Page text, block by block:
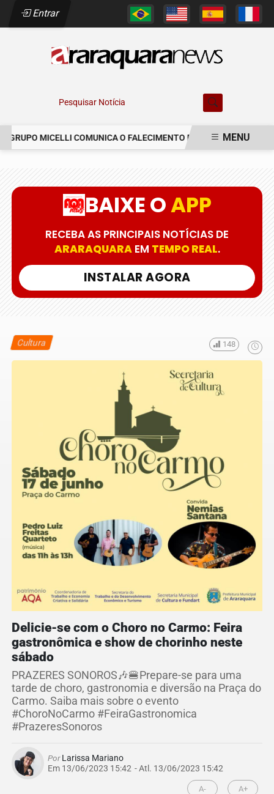
Entrar
Pesquisar Notícia
MICELLI COMUNICA O FALECIMENTO DO SR. MARCELO
MENU
BAIXE OAPP
RECEBA AS PRINCIPAIS NOTÍCIAS DE
ARARAQUARAEM TEMPO REAL.
INSTALAR AGORA
Cultura 148
Delicie-se com o Choro no Carmo: Feira
gastronômica e show de chorinho neste
sábado
PRAZERES SONOROS🎶🍔Prepare-se para uma
tarde de choro, gastronomia e diversão na Praça do
Carmo. Saiba mais sobre o evento
#ChoroNoCarmo #FeiraGastronomica
#PrazeresSonoros
PorLarissa Mariano
Em 13/06/2023 15:42 - Atl. 13/06/2023 15:42
A- A+